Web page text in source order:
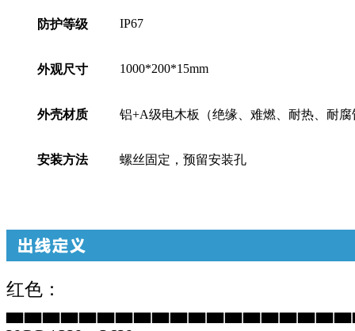
防护等级 IP67
外观尺寸 1000*200*15mm
外壳材质 铝+A级电木板（绝缘、难燃、耐热、耐腐
安装方法 螺丝固定，预留安装孔
红色 ：